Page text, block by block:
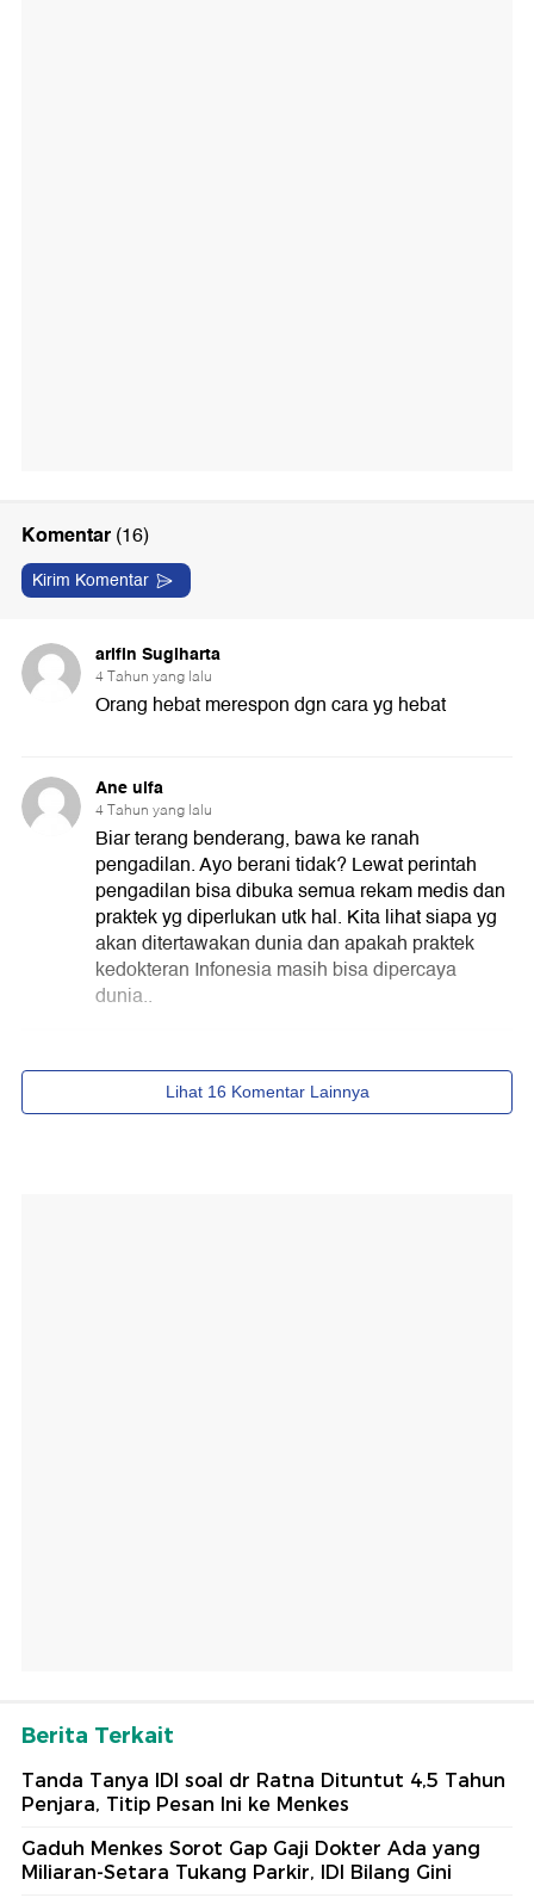
Berita Terkait
Tanda Tanya IDI soal dr Ratna Dituntut 4,5 Tahun
Penjara, Titip Pesan Ini ke Menkes
Gaduh Menkes Sorot Gap Gaji Dokter Ada yang
Miliaran-Setara Tukang Parkir, IDI Bilang Gini